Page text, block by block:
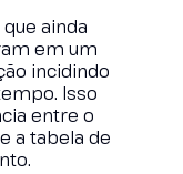
ainda
em um
incidindo
Isso
entre o
a tabela de